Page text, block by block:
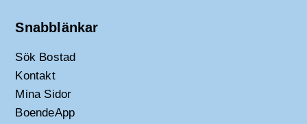
Snabblänkar
Sök Bostad
Kontakt
Mina Sidor
BoendeApp